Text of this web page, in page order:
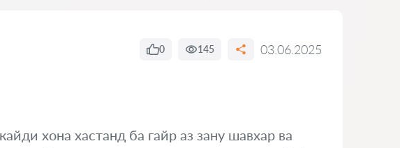
0 145 03.06.2025
хона хастанд ба гайр аз зану шавхар ва